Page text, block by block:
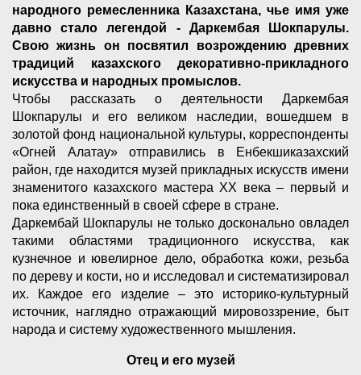
народного ремесленника Казахстана, чье имя уже
давно стало легендой - Даркембая Шокпарулы.
Свою жизнь он посвятил возрождению древних
традиций казахского декоративно-прикладного
искусства и народных промыслов.
Чтобы рассказать о деятельности Даркембая
Шокпарулы и его великом наследии, вошедшем в
золотой фонд национальной культуры, корреспонденты
«Огней Алатау» отправились в Енбекшиказахский
район, где находится музей прикладных искусств имени
знаменитого казахского мастера ХХ века – первый и
пока единственный в своей сфере в стране.
Даркембай Шокпарулы не только досконально овладел
такими областями традиционного искусства, как
кузнечное и ювелирное дело, обработка кожи, резьба
по дереву и кости, но и исследовал и систематизировал
их. Каждое его изделие – это историко-культурный
источник, наглядно отражающий мировоззрение, быт
народа и систему художественного мышления.
Отец и его музей